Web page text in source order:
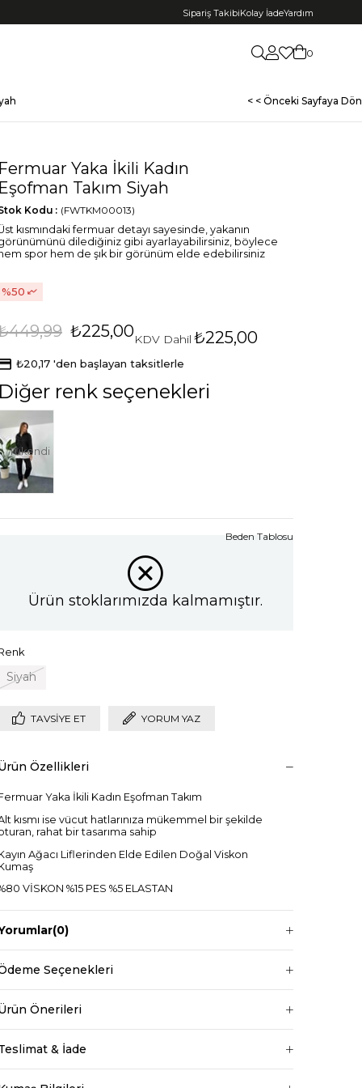
Sipariş TakibiKolay İadeYardım
0
< < Önceki Sayfaya Dön
Fermuar Yaka İkili Kadın
Eşofman Takım Siyah
(FWTKM00013)
Kodu
kısmındaki fermuar detayı sayesinde, yakanın
dilediğiniz gibi ayarlayabilirsiniz, böylece
hem spor hem de şık bir görünüm elde edebilirsiniz
50
₺225,00KDV Dahil ₺225,00
₺20,17 'den başlayan taksitlerle
Diğer renk seçenekleri
Tükendi
Ürün stoklarımızda kalmamıştır.
Siyah
Beden Tablosu
TAVSIYE ET YORUM YAZ
Özellikleri
Yaka İkili Kadın Eşofman Takım
kısmı ise vücut hatlarınıza mükemmel bir şekilde
rahat bir tasarıma sahip
Ağacı Liflerinden Elde Edilen Doğal Viskon
VİSKON %15 PES %5 ELASTAN
MODEL
M L Bedenli
Lastikli
ölçüleri ise;
Mankenimiz S beden giymiştir
(0)
Seçenekleri
Önerileri
& İade